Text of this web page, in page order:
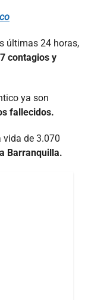
últimas 24 horas,
contagios y
ya son
fallecidos.
vida de 3.070
Barranquilla.